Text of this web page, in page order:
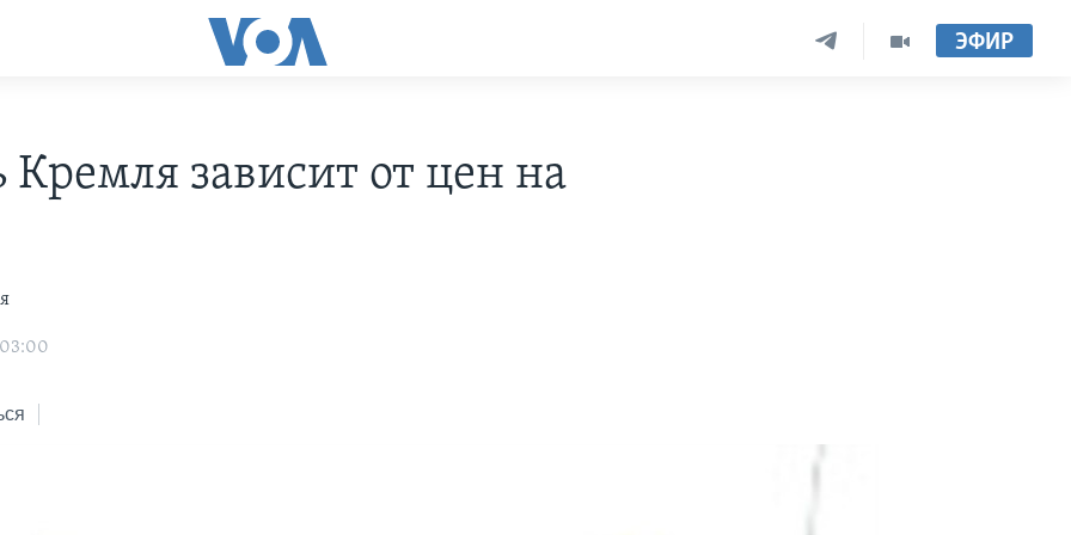
ЭФИР
Кремля зависит от цен на